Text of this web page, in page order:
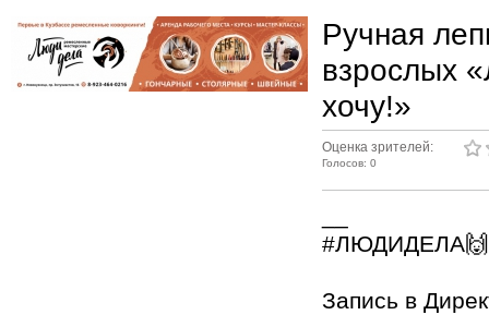
Ручная
взрослых
хочу!»
Оценка зрителей:
Голосов: 0
Запись в